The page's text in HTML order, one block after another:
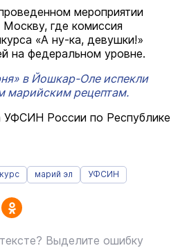
мероприятии
где комиссия
«А ну-ка, девушки!»
на федеральном уровне.
в Йошкар-Оле испекли
марийским рецептам.
УФСИН России по Республике
марий эл УФСИН
Выделите ошибку